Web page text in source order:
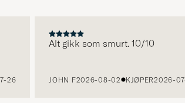
Alt gikk som smurt. 10/10
JOHN F2026-08-02 KJØPER2026-07-24